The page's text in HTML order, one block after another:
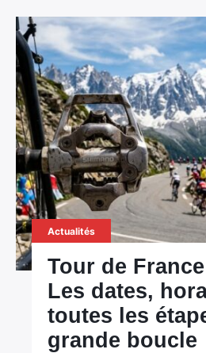
Actualités
Tour de
Les dates,
toutes les
grande boucle